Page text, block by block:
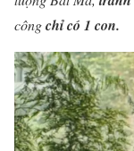
côngchỉ có 1 con.